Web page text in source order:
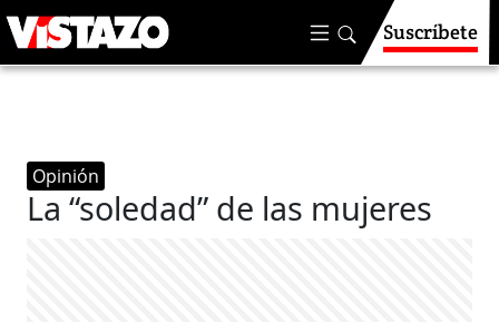
Suscríbete
Opinión
La “soledad” de las mujeres